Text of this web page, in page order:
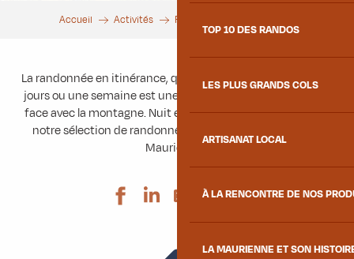
TOP 10 DES RANDOS
LES PLUS GRANDS COLS
ARTISANAT LOCAL
À LA RENCONTRE DE NOS
LA MAURIENNE ET SON
Accueil Activités Randonnées
La randonnée en itinérance, que ce soit sur deux jours, trois
jours ou une semaine est une expérience unique en face à
face avec la montagne. Nuit en refuge ou en bivouac, voici
notre sélection de randonnées en itinérances à vivre en
Maurienne !
Ajouter aux